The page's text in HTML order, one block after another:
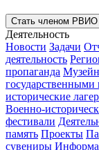
Стать членом РВИО
Деятельность
Новости Задачи
деятельность
пропаганда
исторические
Военно-
фестивали
память Проекты
сувениры